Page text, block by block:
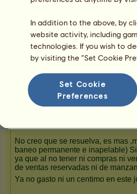
Presentación
In addition to the above, by
website activity, including
technologies. If you wish to
by visiting the “Set Cookie
Set Cookie
Preferences